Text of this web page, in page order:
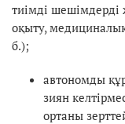
тиімді шешімдерді
оқыту,
б.);
автономды
зиян
ортаны